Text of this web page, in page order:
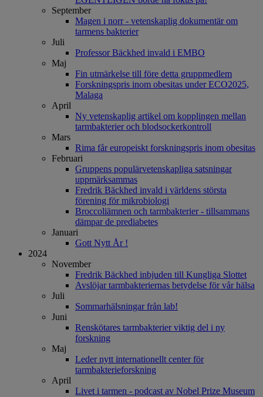
September
Magen i norr - vetenskaplig dokumentär om
tarmens bakterier
Juli
Professor Bäckhed invald i EMBO
Maj
Fin utmärkelse till före detta gruppmedlem
Forskningspris inom obesitas under ECO2025,
Malaga
April
Ny vetenskaplig artikel om kopplingen mellan
tarmbakterier och blodsockerkontroll
Mars
Rima får europeiskt forskningspris inom obesitas
Februari
Gruppens populärvetenskapliga satsningar
uppmärksammas
Fredrik Bäckhed invald i världens största
förening för mikrobiologi
Broccoliämnen och tarmbakterier - tillsammans
dämpar de prediabetes
Januari
Gott Nytt År !
2024
November
Fredrik Bäckhed inbjuden till Kungliga Slottet
Avslöjar tarmbakteriernas betydelse för vår hälsa
Juli
Sommarhälsningar från lab!
Juni
Renskötares tarmbakterier viktig del i ny
forskning
Maj
Leder nytt internationellt center för
tarmbakterieforskning
April
Livet i tarmen - podcast av Nobel Prize Museum